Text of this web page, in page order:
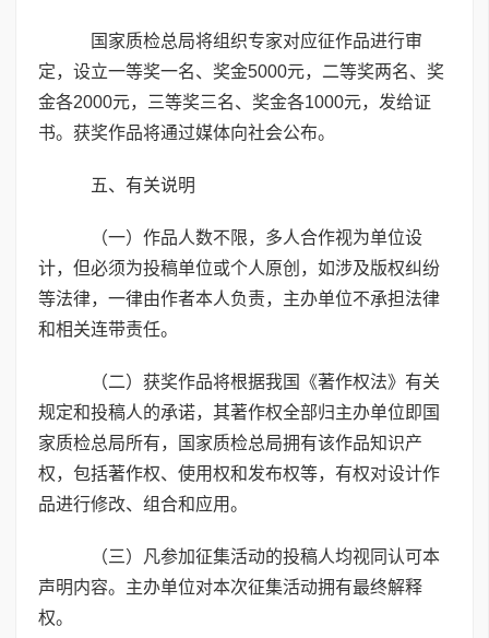
国家质检总局将组织专家对应征作品进行审
定，设立一等奖一名、奖金5000元，二等奖两名、奖
金各2000元，三等奖三名、奖金各1000元，发给证
书。获奖作品将通过媒体向社会公布。
五、有关说明
（一）作品人数不限，多人合作视为单位设
计，但必须为投稿单位或个人原创，如涉及版权纠纷
等法律，一律由作者本人负责，主办单位不承担法律
和相关连带责任。
（二）获奖作品将根据我国《著作权法》有关
规定和投稿人的承诺，其著作权全部归主办单位即国
家质检总局所有，国家质检总局拥有该作品知识产
权，包括著作权、使用权和发布权等，有权对设计作
品进行修改、组合和应用。
（三）凡参加征集活动的投稿人均视同认可本
声明内容。主办单位对本次征集活动拥有最终解释
权。